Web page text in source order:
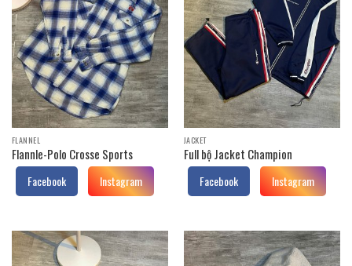
FLANNEL
Flannle-Polo Crosse Sports
Facebook Instagram
JACKET
Full bộ Jacket Champion
Facebook Instagram